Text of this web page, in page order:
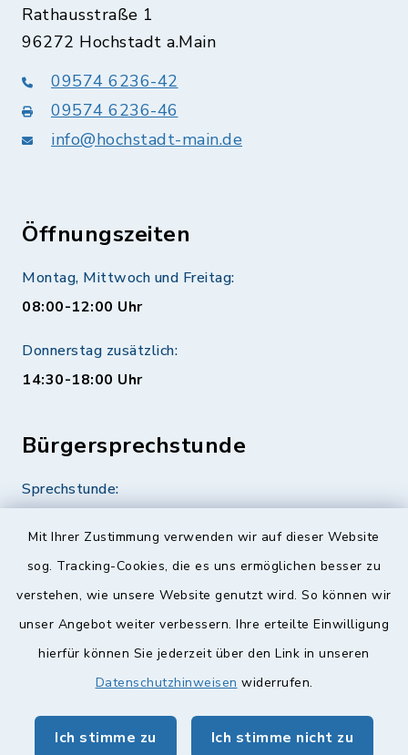
Mit Ihrer Zustimmung verwenden wir auf dieser Website
sog. Tracking-Cookies, die es uns ermöglichen besser zu
verstehen, wie unsere Website genutzt wird. So können wir
unser Angebot weiter verbessern. Ihre erteilte Einwilligung
hierfür können Sie jederzeit über den Link in unseren
Datenschutzhinweisen widerrufen.
Ich stimme zu Ich stimme nicht zu
Rathausstraße 1
96272 Hochstadt a.Main
09574 6236-42
09574 6236-46
info@hochstadt-main.de
Öffnungszeiten
Montag, Mittwoch und Freitag:
08:00-12:00 Uhr
Donnerstag zusätzlich:
14:30-18:00 Uhr
Bürgersprechstunde
Sprechstunde:
Quicklinks
Landkreis Lichtenfels
geoPortal Lichtenfels